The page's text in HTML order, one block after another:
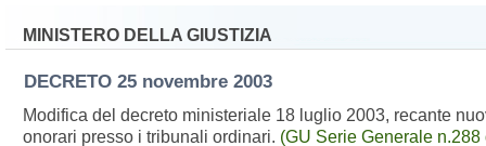
MINISTERO DELLA GIUSTIZIA
DECRETO 25 novembre 2003
Modifica del decreto ministeriale 18 luglio 2003, recante
onorari presso i tribunali ordinari. (GU Serie Generale